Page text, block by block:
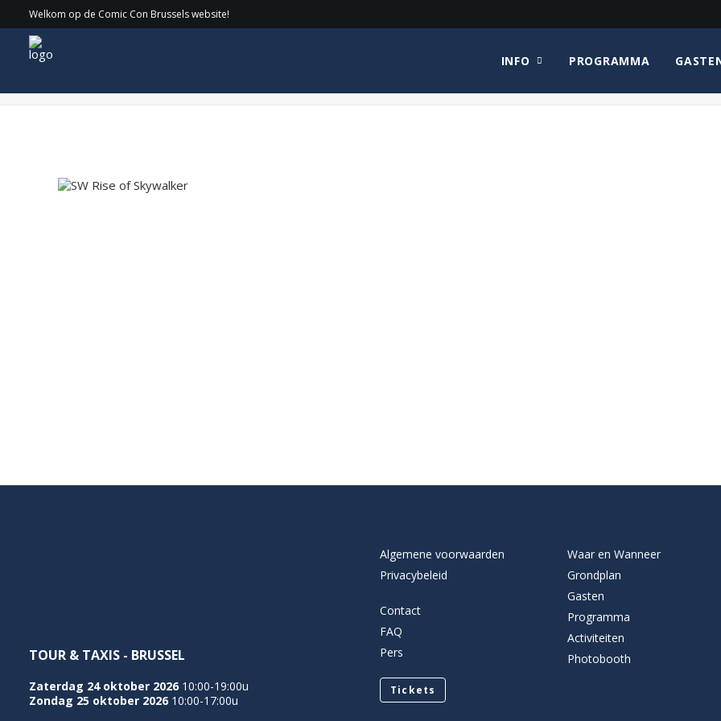
Welkom op de Comic Con Brussels website!
INFO PROGRAMMA
SW Rise of Skywalker
TOUR & TAXIS - BRUSSEL
Zaterdag 24 oktober 2026 10:00-19:00u
Zondag 25 oktober 2026 10:00-17:00u
Algemene voorwaarden
Privacybeleid
Contact
FAQ
Pers
Tickets
Waar en Wanneer
Grondplan
Gasten
Programma
Activiteiten
Photobooth